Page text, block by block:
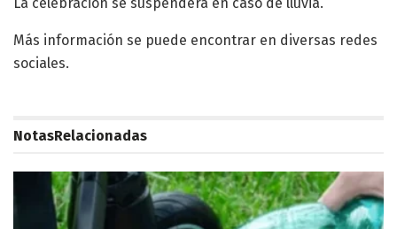
Más información se puede encontrar en diversas redes
sociales.
NotasRelacionadas